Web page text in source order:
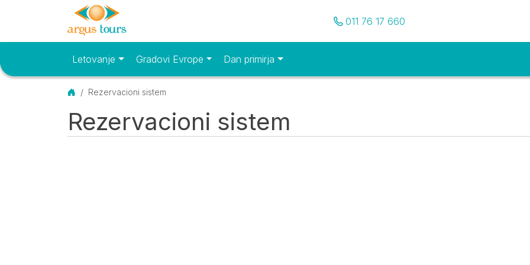
Pozovite nas
011 76 17 660
Osnovni meniLetovanje Gradovi Evrope Dan primirja
Početna
Rezervacioni sistem
Rezervacioni sistem